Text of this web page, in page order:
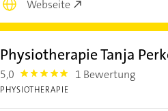
Webseite
Physiotherapie Tanja
5,0 5.0 1 Bewertung
PHYSIOTHERAPIE